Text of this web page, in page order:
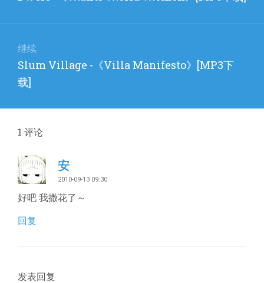
继续
下
篇
章：
Slum Village -《Villa Manifesto》[MP3下
载]
1 评论
安
2010-09-13 09:30
好吧 我撒花了～
回复
发表回复